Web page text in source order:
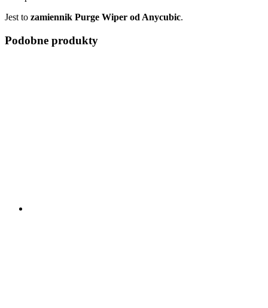
Jest to zamiennik Purge Wiper od Anycubic.
Podobne produkty